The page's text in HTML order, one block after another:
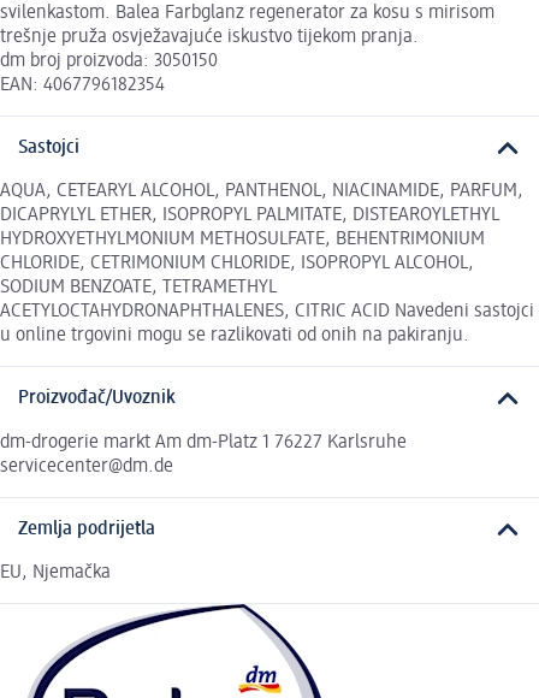
svilenkastom. Balea Farbglanz regenerator za kosu s mirisom
trešnje pruža osvježavajuće iskustvo tijekom pranja.
dm broj proizvoda: 3050150
EAN: 4067796182354
Sastojci
AQUA, CETEARYL ALCOHOL, PANTHENOL, NIACINAMIDE, PARFUM,
DICAPRYLYL ETHER, ISOPROPYL PALMITATE, DISTEAROYLETHYL
HYDROXYETHYLMONIUM METHOSULFATE, BEHENTRIMONIUM
CHLORIDE, CETRIMONIUM CHLORIDE, ISOPROPYL ALCOHOL,
SODIUM BENZOATE, TETRAMETHYL
ACETYLOCTAHYDRONAPHTHALENES, CITRIC ACID Navedeni sastojci
u online trgovini mogu se razlikovati od onih na pakiranju.
Proizvođač/Uvoznik
dm-drogerie markt Am dm-Platz 1 76227 Karlsruhe
servicecenter@dm.de
Zemlja podrijetla
EU, Njemačka